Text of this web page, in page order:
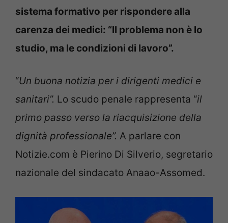
sistema formativo per rispondere alla
carenza dei medici: “Il problema non è lo
studio, ma le condizioni di lavoro”.
“Un buona notizia per i dirigenti medici e
sanitari”. Lo scudo penale rappresenta “il
primo passo verso la riacquisizione della
dignità professionale”. A parlare con
Notizie.com è Pierino Di Silverio, segretario
nazionale del sindacato Anaao-Assomed.